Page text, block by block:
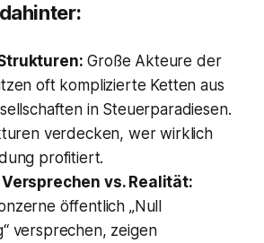
Große Akteure der
oft komplizierte Ketten aus
in Steuerparadiesen.
verdecken, wer wirklich
profitiert.
Versprechen vs. Realität:
öffentlich „Null
versprechen, zeigen